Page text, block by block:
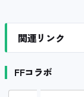
関連リンク
FFコラボ